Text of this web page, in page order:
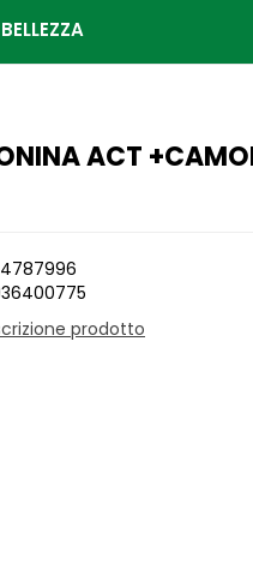
BELLEZZA
ACT
prodotto